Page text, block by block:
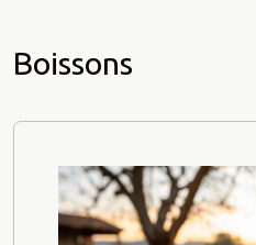
Boissons